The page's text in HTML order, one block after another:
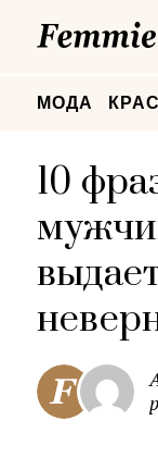
МОДА
10